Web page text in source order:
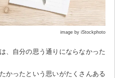
image by iStockphoto
、自分の思う通りにならなかった
かったという思いがたくさんある